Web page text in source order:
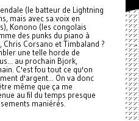
(le batteur de Lightning
mais avec sa voix en
Konono (les congolais
des punks du piano à
Corsano et Timbaland ?
une telle horde de
au prochain Bjork,
C'est fou tout ce qu'on
d'argent... On va donc
même que ça me
au fil du temps presque
maniérés.